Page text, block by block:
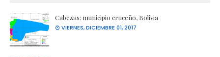
Cabezas: municipio cruceño, Bolivia
VIERNES, DICIEMBRE 01, 2017